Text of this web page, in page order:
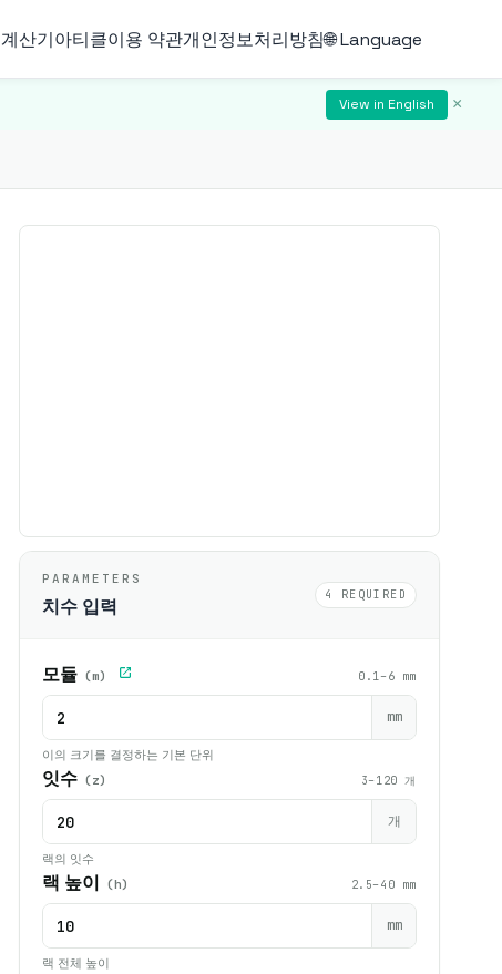
계산기아티클이용 약관개인정보처리방침🌐 Language
View in English ×
PARAMETERS
치수 입력
4 REQUIRED
모듈 (m) 0.1–6 mm
mm
이의 크기를 결정하는 기본 단위
잇수 (z) 3–120 개
개
랙의 잇수
랙 높이 (h) 2.5–40 mm
mm
랙 전체 높이